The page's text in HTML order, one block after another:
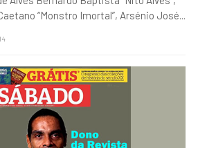
“Monstro Imortal”, Arsénio José...